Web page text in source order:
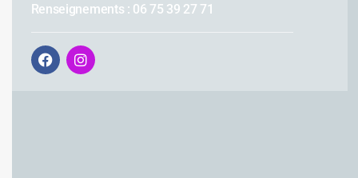
Renseignements : 06 75 39 27 71